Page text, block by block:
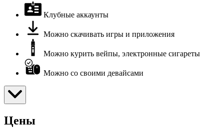
Клубные аккаунты
Можно скачивать игры и приложения
Можно курить вейпы, электронные сигареты
Можно со своими девайсами
Цены